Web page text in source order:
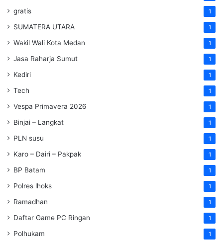
gratis 1
SUMATERA UTARA 1
Wakil Wali Kota Medan 1
Jasa Raharja Sumut 1
Kediri 1
Tech 1
Vespa Primavera 2026 1
Binjai – Langkat 1
PLN susu 1
Karo – Dairi – Pakpak 1
BP Batam 1
Polres lhoks 1
Ramadhan 1
Daftar Game PC Ringan 1
Polhukam 1